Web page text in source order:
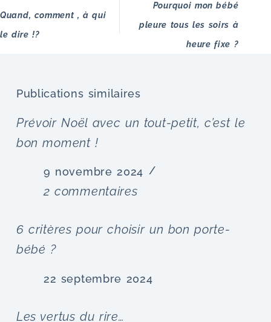
Quand, comment , à qui
le dire !?
Pourquoi mon bébé
pleure tous les soirs à
heure fixe ?
Publications similaires
Prévoir Noël avec un tout-petit, c’est le
bon moment !
9 novembre 2024
2 commentaires
6 critères pour choisir un bon porte-
bébé ?
22 septembre 2024
Les vertus du rire…